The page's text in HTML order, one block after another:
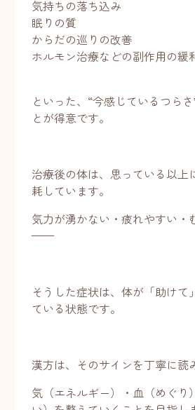
気持ちの落ち込み
眠りの質
からだの巡りの改善
ホルモン治療などの副作用の緩
といった、“今感じているつら
とが得意です。
治療後の体は、思っている以上
耗しています。
気力が湧かない・疲れやすい・
——
そうした症状は、体が「助けて
ている状態です。
漢方は、そのサインを丁寧に読
気（エネルギー）・血（めぐり